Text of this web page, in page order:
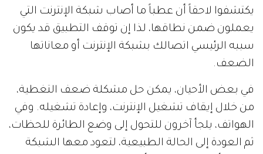
يكتشفوا لاحقاً أن عطباً ما أصاب شبكة الإنترنت التي
يعملون ضمن نطاقها، لذا إن توقف التطبيق قد يكون
سببه الرئيسي اتصالك بشبكة الإنترنت أو معاناتها
الضعف.
في بعض الأحيان، يمكن حل مشكلة ضعف التغطية،
من خلال إيقاف تشغيل الإنترنت، وإعادة تشغيله. وفي
الهواتف، يلجأ آخرون للتحول إلى وضع الطائرة للحظات،
ثم العودة إلى الحالة الطبيعية، لتعود معها الشبكة